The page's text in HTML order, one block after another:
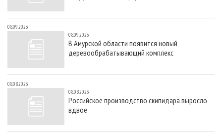
08.09.2023
08.09.2023
В Амурской области появится новый
деревообрабатывающий комплекс
08.08.2023
08.08.2023
Российское производство скипидара выросло
вдвое